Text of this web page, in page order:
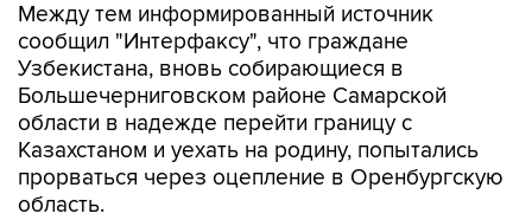
Между тем информированный источник
сообщил "Интерфаксу", что граждане
Узбекистана, вновь собирающиеся в
Большечерниговском районе Самарской
области в надежде перейти границу с
Казахстаном и уехать на родину, попытались
прорваться через оцепление в Оренбургскую
область.